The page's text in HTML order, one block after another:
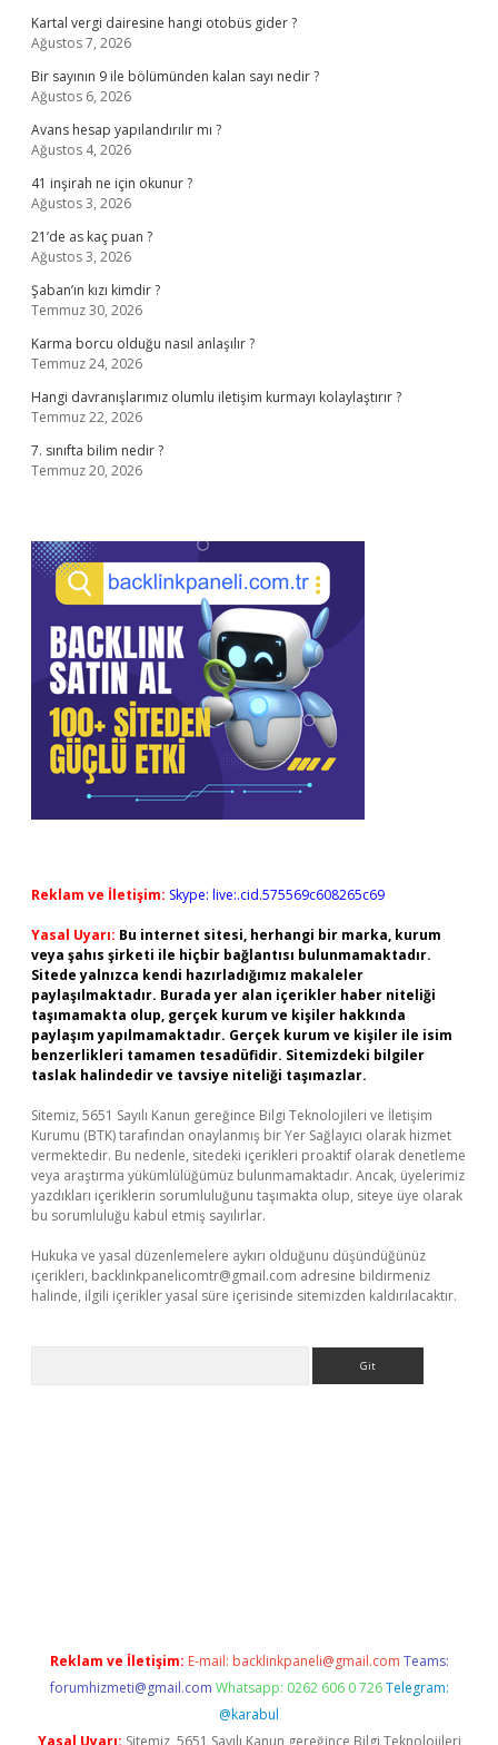
Kartal vergi dairesine hangi otobüs gider ?
Ağustos 7, 2026
Bir sayının 9 ile bölümünden kalan sayı nedir ?
Ağustos 6, 2026
Avans hesap yapılandırılır mı ?
Ağustos 4, 2026
41 inşirah ne için okunur ?
Ağustos 3, 2026
21’de as kaç puan ?
Ağustos 3, 2026
Şaban’ın kızı kimdir ?
Temmuz 30, 2026
Karma borcu olduğu nasıl anlaşılır ?
Temmuz 24, 2026
Hangi davranışlarımız olumlu iletişim kurmayı kolaylaştırır ?
Temmuz 22, 2026
7. sınıfta bilim nedir ?
Temmuz 20, 2026
Reklam ve İletişim: Skype: live:.cid.575569c608265c69
Yasal Uyarı: Bu internet sitesi, herhangi bir marka, kurum
veya şahıs şirketi ile hiçbir bağlantısı bulunmamaktadır.
Sitede yalnızca kendi hazırladığımız makaleler
paylaşılmaktadır. Burada yer alan içerikler haber niteliği
taşımamakta olup, gerçek kurum ve kişiler hakkında
paylaşım yapılmamaktadır. Gerçek kurum ve kişiler ile isim
benzerlikleri tamamen tesadüfidir. Sitemizdeki bilgiler
taslak halindedir ve tavsiye niteliği taşımazlar.
Sitemiz, 5651 Sayılı Kanun gereğince Bilgi Teknolojileri ve İletişim
Kurumu (BTK) tarafından onaylanmış bir Yer Sağlayıcı olarak hizmet
vermektedir. Bu nedenle, sitedeki içerikleri proaktif olarak denetleme
veya araştırma yükümlülüğümüz bulunmamaktadır. Ancak, üyelerimiz
yazdıkları içeriklerin sorumluluğunu taşımakta olup, siteye üye olarak
bu sorumluluğu kabul etmiş sayılırlar.
Hukuka ve yasal düzenlemelere aykırı olduğunu düşündüğünüz
içerikleri, backlinkpanelicomtr@gmail.com adresine bildirmeniz
halinde, ilgili içerikler yasal süre içerisinde sitemizden kaldırılacaktır.
Reklam ve İletişim: E-mail: backlinkpaneli@gmail.com Teams:
forumhizmeti@gmail.com Whatsapp: 0262 606 0 726 Telegram:
@karabul
Yasal Uyarı: Sitemiz, 5651 Sayılı Kanun gereğince Bilgi Teknolojileri